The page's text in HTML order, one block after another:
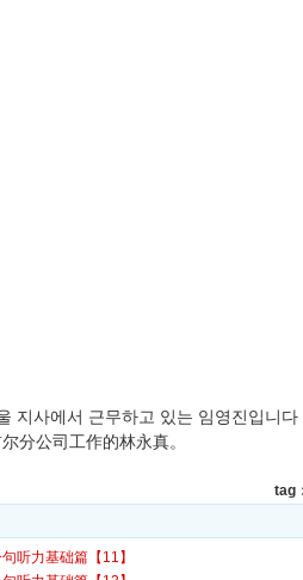
지사에서 근무하고 있는 임영진입니다
分公司工作的林永真。
tag
听力基础篇【11】